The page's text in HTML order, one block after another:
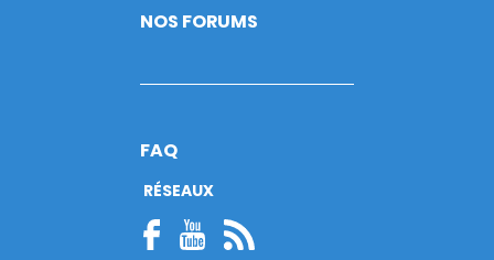
NOS FORUMS
FAQ
RÉSEAUX